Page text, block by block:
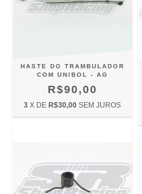
HASTE DO TRAMBULADOR
COM UNIBOL - AG
R$90,00
3 X DE R$30,00 SEM JUROS